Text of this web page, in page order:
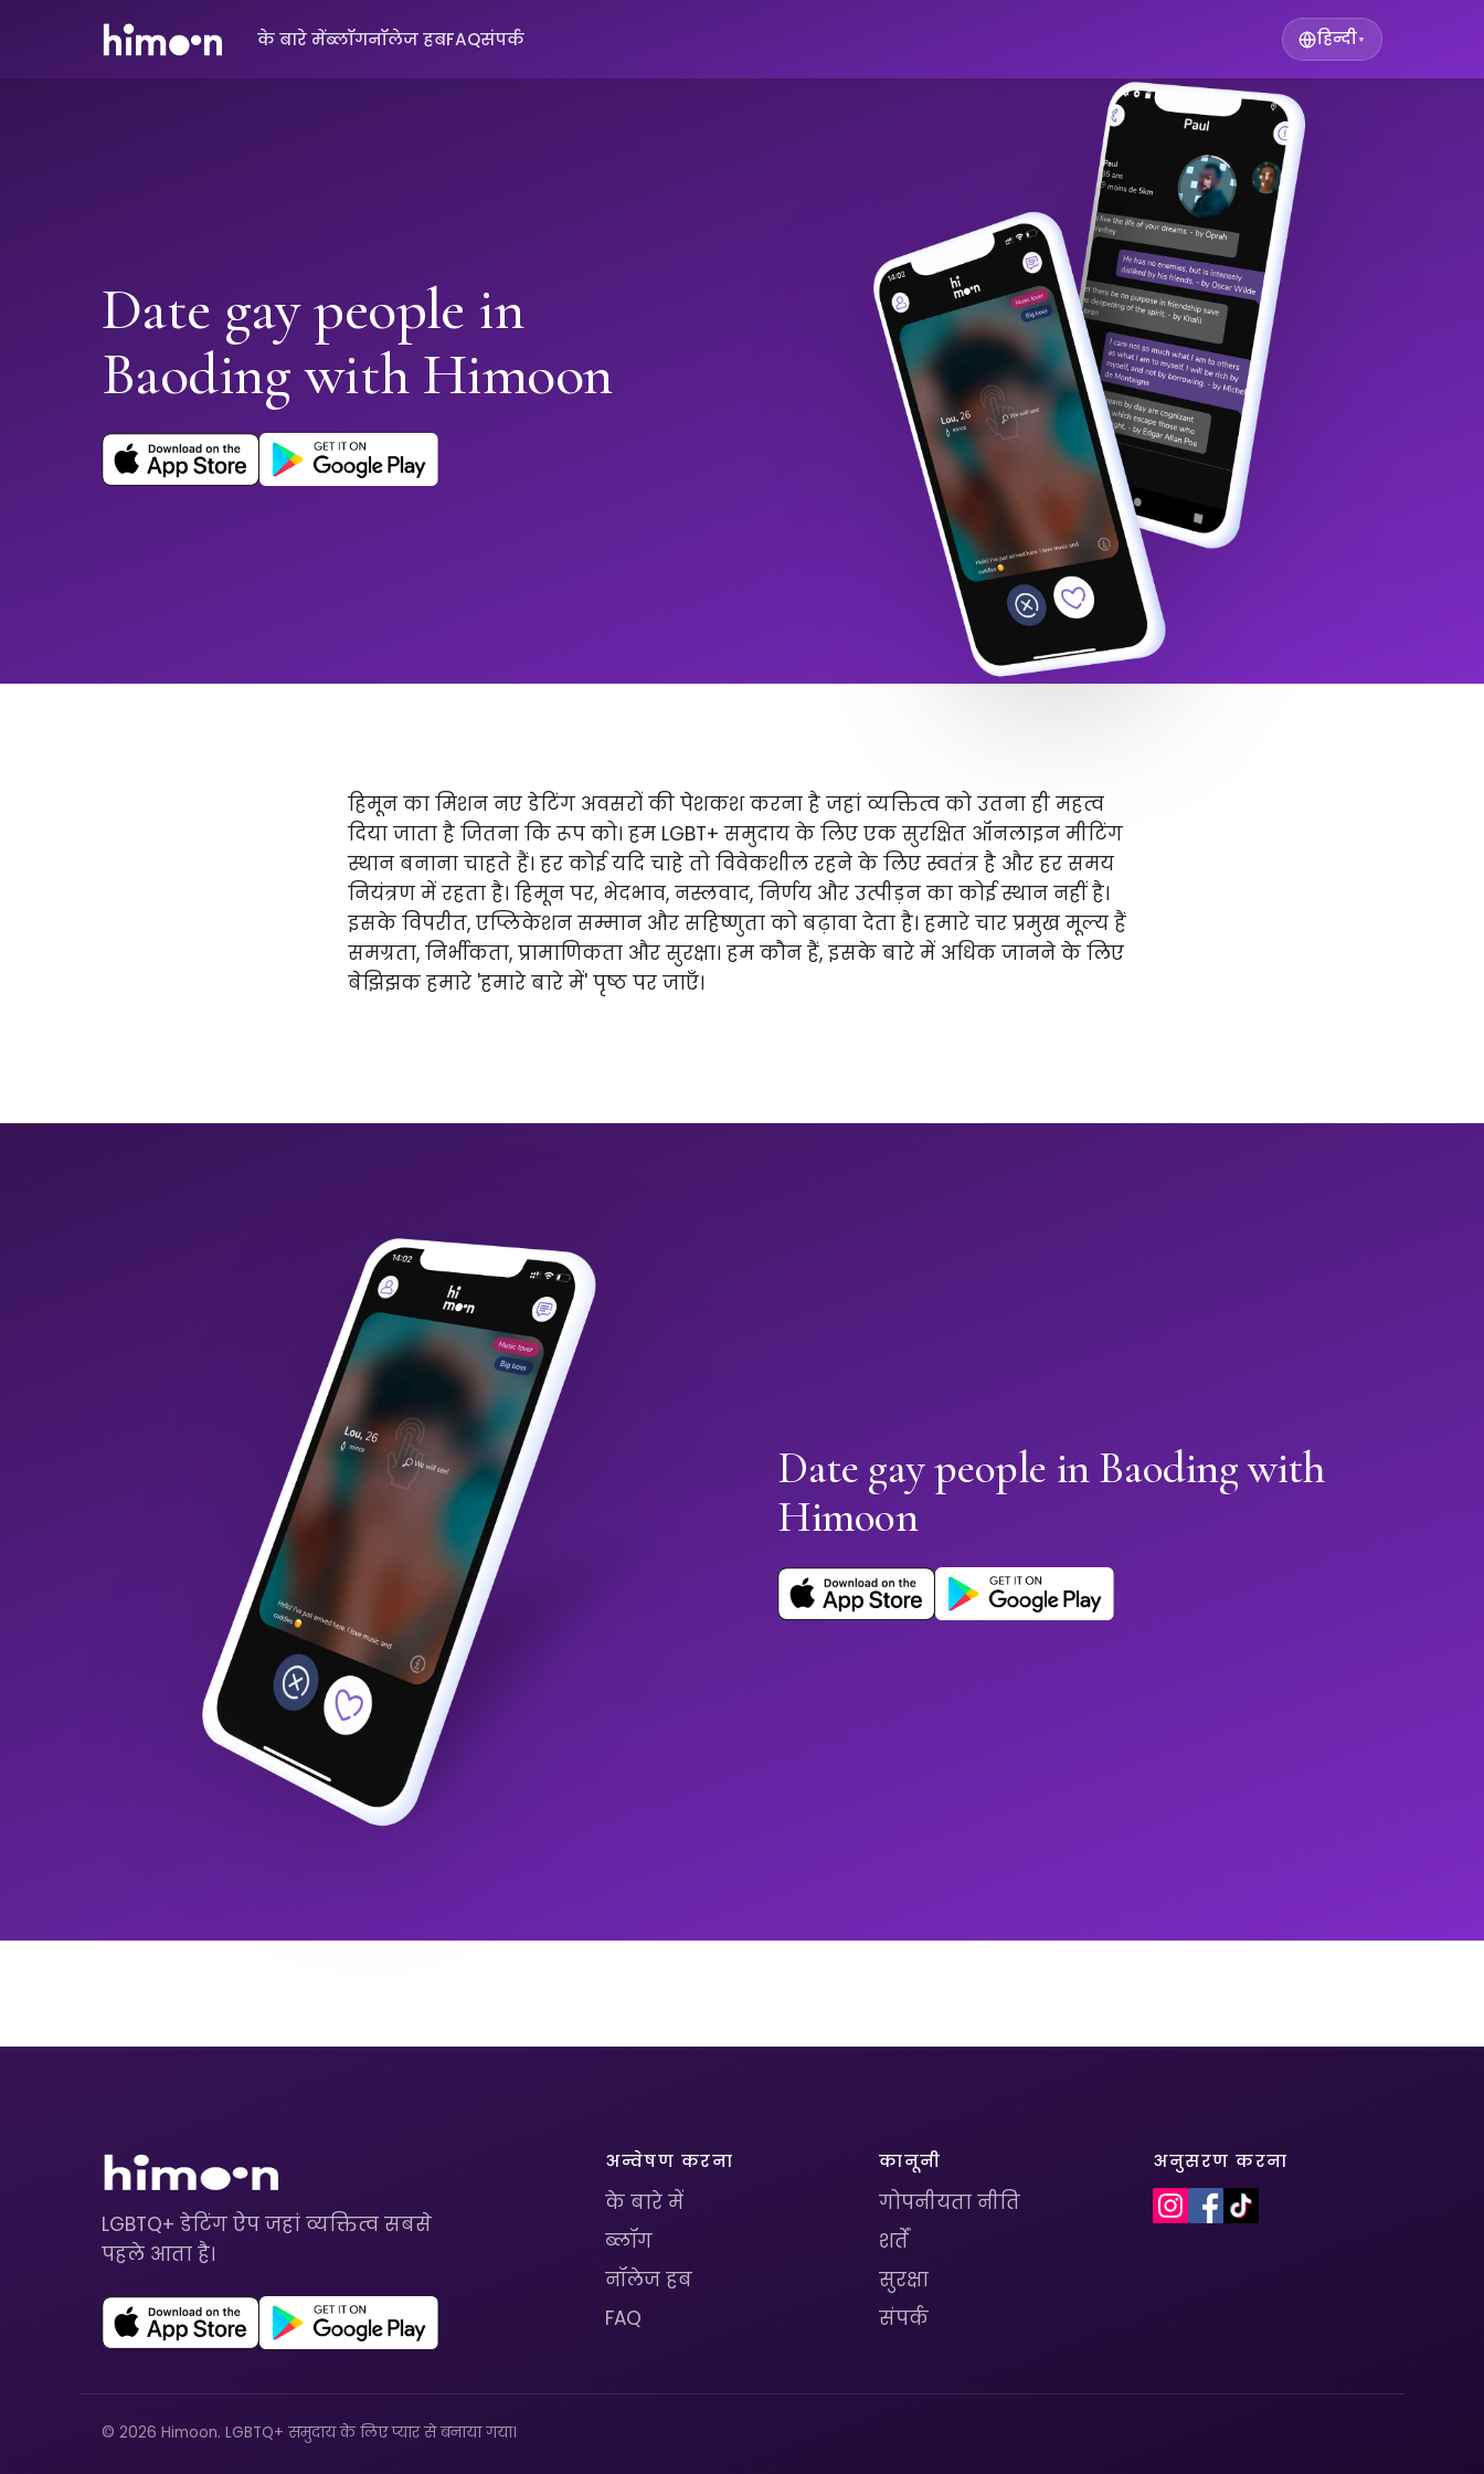
के बारे मेंब्लॉगनॉलेज हबFAQसंपर्क हिन्दी▾
Date gay people in
Baoding with Himoon
हिमून का मिशन नए डेटिंग अवसरों की पेशकश करना है जहां व्यक्तित्व को उतना ही महत्व
दिया जाता है जितना कि रूप को। हम LGBT+ समुदाय के लिए एक सुरक्षित ऑनलाइन मीटिंग
स्थान बनाना चाहते हैं। हर कोई यदि चाहे तो विवेकशील रहने के लिए स्वतंत्र है और हर समय
नियंत्रण में रहता है। हिमून पर, भेदभाव, नस्लवाद, निर्णय और उत्पीड़न का कोई स्थान नहीं है।
इसके विपरीत, एप्लिकेशन सम्मान और सहिष्णुता को बढ़ावा देता है। हमारे चार प्रमुख मूल्य हैं
समग्रता, निर्भीकता, प्रामाणिकता और सुरक्षा। हम कौन हैं, इसके बारे में अधिक जानने के लिए
बेझिझक हमारे 'हमारे बारे में' पृष्ठ पर जाएँ।
Date gay people in Baoding with
Himoon
LGBTQ+ डेटिंग ऐप जहां व्यक्तित्व सबसे
पहले आता है।
अन्वेषण करना
के बारे में
ब्लॉग
नॉलेज हब
FAQ
कानूनी
गोपनीयता नीति
शर्तें
सुरक्षा
संपर्क
अनुसरण करना
© 2026 Himoon. LGBTQ+ समुदाय के लिए प्यार से बनाया गया।